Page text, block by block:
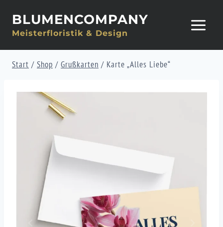
Inhalt
springen
BLUMENCOMPANY
Meisterfloristik & Design
Start / Shop / Grußkarten / Karte „Alles Liebe“